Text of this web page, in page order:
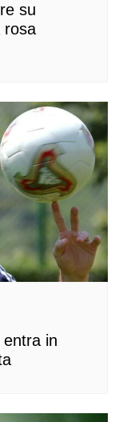
su
rosa
in